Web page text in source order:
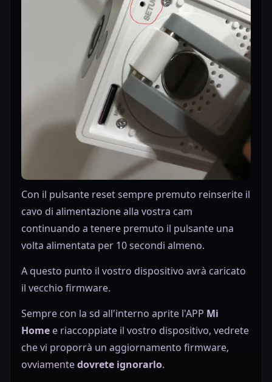
Con il pulsante reset sempre premuto reinserite il
cavo di alimentazione alla vostra cam
continuando a tenere premuto il pulsante una
volta alimentata per 10 secondi almeno.
A questo punto il vostro dispositivo avrà caricato
il vecchio firmware.
Sempre con la sd all'interno aprite l'APP Mi
Home e riaccoppiate il vostro dispositivo, vedrete
che vi proporrà un aggiornamento firmware,
ovviamentedovrete ignorarlo.